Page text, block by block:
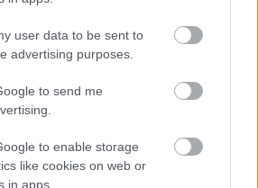
user data to be sent to
advertising purposes.
to send me
to enable storage
like cookies on web or
in apps.
Ιωαννίδη και ο
την υγειά του